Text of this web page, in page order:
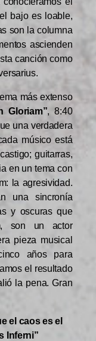
bajo es loable,
son la columna
ascienden
canción como
más extenso
Gloriam”, 8:40
una verdadera
músico está
guitarras,
en un tema con
la agresividad.
una sincronía
y oscuras que
son un actor
pieza musical
años para
el resultado
la pena. Gran
el caos es el
Inferni”